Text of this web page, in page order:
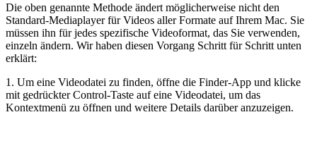
Die oben genannte Methode ändert möglicherweise nicht den
Standard-Mediaplayer für Videos aller Formate auf Ihrem Mac. Sie
müssen ihn für jedes spezifische Videoformat, das Sie verwenden,
einzeln ändern. Wir haben diesen Vorgang Schritt für Schritt unten
erklärt:
1. Um eine Videodatei zu finden, öffne die Finder-App und klicke
mit gedrückter Control-Taste auf eine Videodatei, um das
Kontextmenü zu öffnen und weitere Details darüber anzuzeigen.